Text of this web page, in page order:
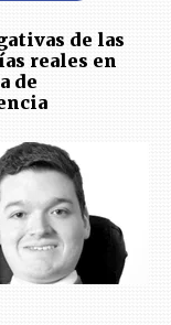
de las
reales en
de